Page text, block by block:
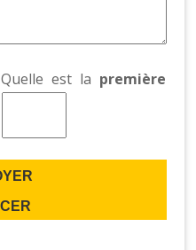
Quelle est la première